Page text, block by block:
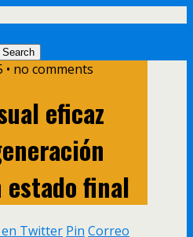
no comments
eficaz
estado final
Twitter Pin Correo